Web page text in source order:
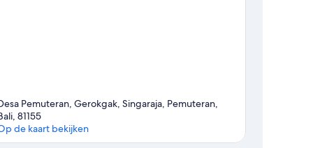
Pemuteran, Gerokgak, Singaraja, Pemuteran,
81155
de kaart bekijken